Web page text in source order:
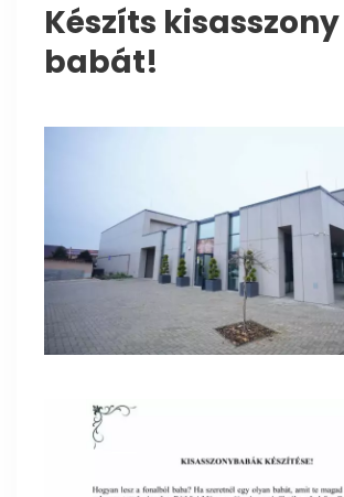
Készíts kisasszony
babát!